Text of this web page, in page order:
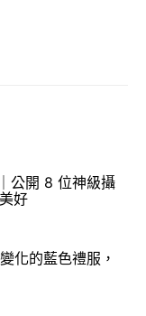
公開 8 位神級攝
好
化的藍色禮服，